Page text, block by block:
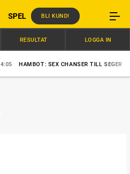
SPEL BLI KUND!
HAMBOT: SEX CHANSER TILL SEGER
RESULTAT LOGGA IN